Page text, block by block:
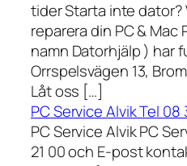
tider Starta inte dator?
reparera din PC & Mac
namn Datorhjälp ) har
Orrspelsvägen 13,
Låt oss […]
PC Service Alvik Tel 08
PC Service Alvik PC
21 00 och E-post